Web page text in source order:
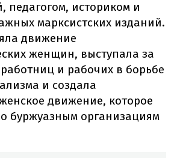
педагогом, историком и
марксистских изданий.
движение
женщин, выступала за
и рабочих в борьбе
и создала
движение, которое
буржуазным организациям